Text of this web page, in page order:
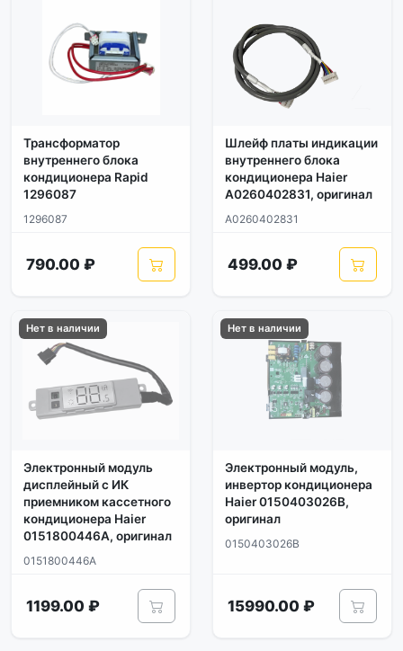
Трансформатор
внутреннего блока
кондиционера Rapid
1296087
1296087
790.00 ₽
Шлейф платы индикации
внутреннего блока
кондиционера Haier
A0260402831, оригинал
A0260402831
499.00 ₽
Нет в наличии
Электронный модуль
дисплейный с ИК
приемником кассетного
кондиционера Haier
0151800446A, оригинал
0151800446A
1199.00 ₽
Нет в наличии
Электронный модуль,
инвертор кондиционера
Haier 0150403026B,
оригинал
0150403026B
15990.00 ₽